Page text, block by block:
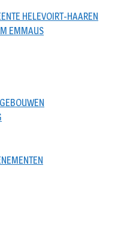
HELEVOIRT-HAAREN
EMMAUS